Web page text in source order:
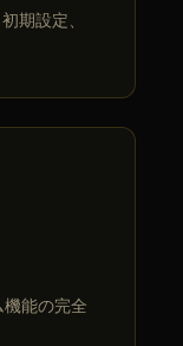
期設定、
能の完全